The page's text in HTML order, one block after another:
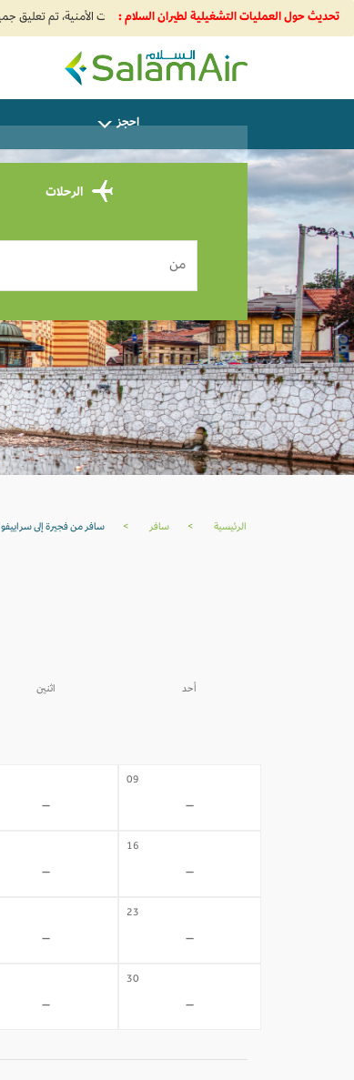
تحديث حول العمليات التشغيلية لطيران السلام :
SalamAir
احجز
الرحلات
من
الرئيسية > سافر > سافر من فجيرة إلى سراييفو 0
أحد اثنين
09
-
-
16
-
-
23
-
-
30
-
-